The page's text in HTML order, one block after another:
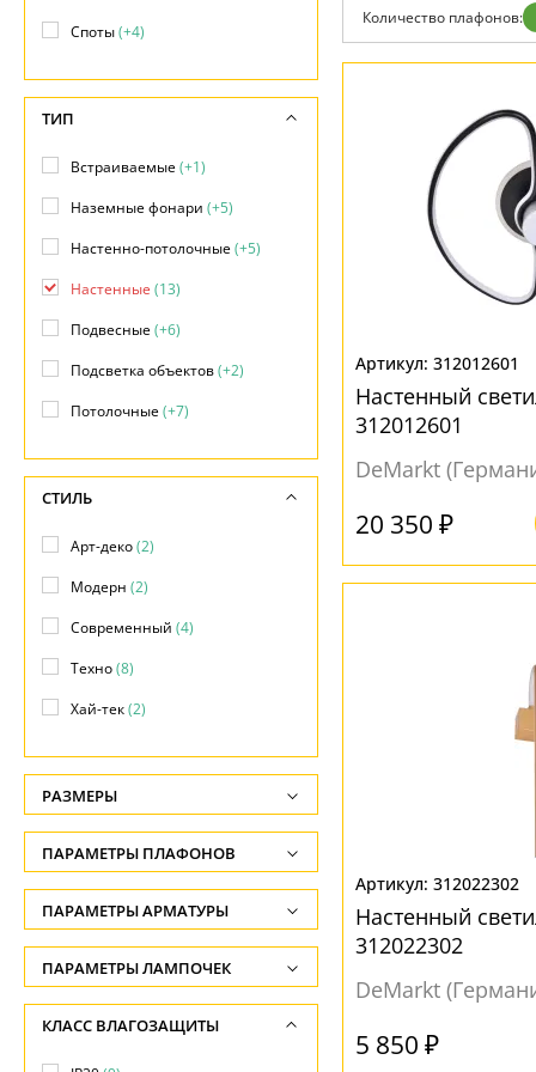
Отзывы
Дизайнерам
Бренды
Контакты
Количество плафонов:
312012601
Настенный
312012601
DeMarkt
20 350 ₽
312022302
Настенный
312022302
DeMarkt
5 850 ₽
Споты(+4)
ТИП
Встраиваемые(+1)
Наземные фонари (+5)
Настенно-потолочные(+5)
Настенные (13)
Подвесные(+6)
Подсветка объектов(+2)
Потолочные(+7)
СТИЛЬ
Арт-деко(2)
Модерн (2)
Современный (4)
Техно(8)
Хай-тек(2)
РАЗМЕРЫ
Высота, см
-
Глубина, см
-
Ширина, см
-
ПАРАМЕТРЫ ПЛАФОНОВ
ФОРМА ПЛАФОНА
другая(1)
круглая(1)
прямоугольная(7)
ПАРАМЕТРЫ АРМАТУРЫ
ЦВЕТ АРМАТУРЫ
Белый(3)
ПАРАМЕТРЫ ЛАМПОЧЕК
Количество ламп
-
КЛАСС ВЛАГОЗАЩИТЫ